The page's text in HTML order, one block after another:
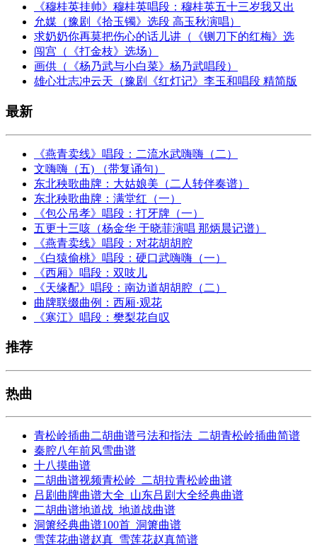
《穆桂英挂帅》穆桂英唱段：穆桂英五十三岁我又出
允媒（豫剧《拾玉镯》选段 高玉秋演唱）
求奶奶你再莫把伤心的话儿讲（《铡刀下的红梅》选
闯宫（《打金枝》选场）
画供（《杨乃武与小白菜》杨乃武唱段）
雄心壮志冲云天（豫剧《红灯记》李玉和唱段 精简版
最新
《燕青卖线》唱段：二流水武嗨嗨（二）
文嗨嗨（五) （带复诵句）
东北秧歌曲牌：大姑娘美（二人转伴奏谱）
东北秧歌曲牌：满堂红（一）
《包公吊孝》唱段：打牙牌（一）
五更十三咳（杨金华 于晓菲演唱 那炳晨记谱）
《燕青卖线》唱段：对花胡胡腔
《白猿偷桃》唱段：硬口武嗨嗨（一）
《西厢》唱段：双吱儿
《天缘配》唱段：南边道胡胡腔（二）
曲牌联缀曲例：西厢·观花
《寒江》唱段：樊梨花自叹
推荐
热曲
青松岭插曲二胡曲谱弓法和指法_二胡青松岭插曲简谱
秦腔八年前风雪曲谱
十八摸曲谱
二胡曲谱视频青松岭_二胡拉青松岭曲谱
吕剧曲牌曲谱大全_山东吕剧大全经典曲谱
二胡曲谱地道战_地道战曲谱
洞箫经典曲谱100首_洞箫曲谱
雪莲花曲谱赵真_雪莲花赵真简谱